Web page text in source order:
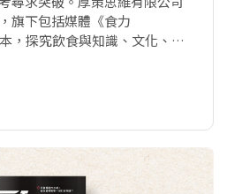
旗下包括媒體《食力
，探究飲食與知識、文化、商
學客觀的知識剖析、深入的報
完整全面的產業報導，讓關注